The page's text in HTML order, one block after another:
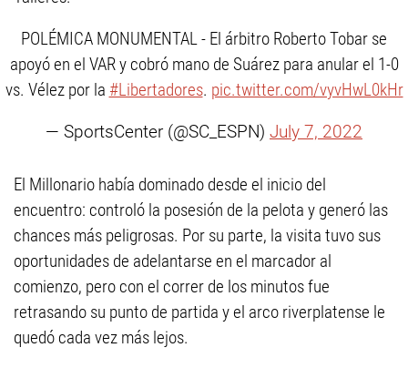
POLÉMICA MONUMENTAL - El árbitro Roberto Tobar se
apoyó en el VAR y cobró mano de Suárez para anular el 1-0
vs. Vélez por la #Libertadores. pic.twitter.com/vyvHwL0kHr
— SportsCenter (@SC_ESPN) July 7, 2022
El Millonario había dominado desde el inicio del
encuentro: controló la posesión de la pelota y generó las
chances más peligrosas. Por su parte, la visita tuvo sus
oportunidades de adelantarse en el marcador al
comienzo, pero con el correr de los minutos fue
retrasando su punto de partida y el arco riverplatense le
quedó cada vez más lejos.